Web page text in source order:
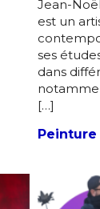
et conditions
Jean-
est un
ses
dans
[…]
Peinture